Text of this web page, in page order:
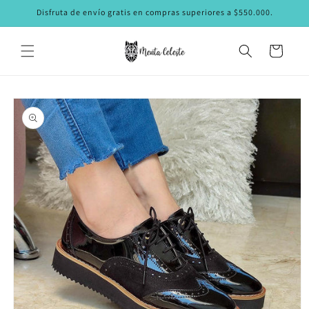
directamente
al contenido
Disfruta de envío gratis en compras superiores a $550.000.
Carrito
directamente
a la
información
del producto